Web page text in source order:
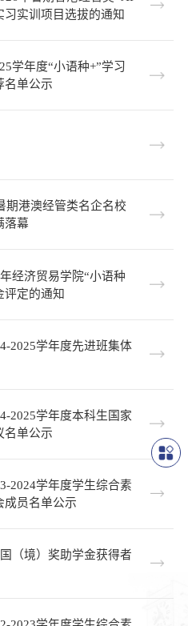
习实训项目选拔的通知
学年度“小语种+”学习
名单公示
期港澳经管类名企名校
落幕
经济贸易学院“小语种
评定的通知
2025学年度先进班集体
2025学年度本科生国家
名单公示
2024学年度学生综合素
成员名单公示
（境）奖助学金获得者